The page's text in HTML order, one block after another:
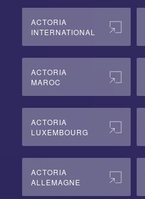
ACTORIA
INTERNATIONAL
ACTORIA
MAROC
ACTORIA
LUXEMBOURG
ACTORIA
ALLEMAGNE